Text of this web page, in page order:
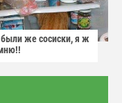
же сосиски, я ж